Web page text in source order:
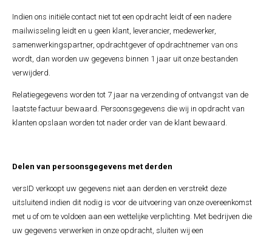
Indien ons initiële contact niet tot een opdracht leidt of een nadere
mailwisseling leidt en u geen klant, leverancier, medewerker,
samenwerkingspartner, opdrachtgever of opdrachtnemer van ons
wordt, dan worden uw gegevens binnen 1 jaar uit onze bestanden
verwijderd.
Relatiegegevens worden tot 7 jaar na verzending of ontvangst van de
laatste factuur bewaard. Persoonsgegevens die wij in opdracht van
klanten opslaan worden tot nader order van de klant bewaard.
Delen van persoonsgegevens met derden
versID verkoopt uw gegevens niet aan derden en verstrekt deze
uitsluitend indien dit nodig is voor de uitvoering van onze overeenkomst
met u of om te voldoen aan een wettelijke verplichting. Met bedrijven die
uw gegevens verwerken in onze opdracht, sluiten wij een